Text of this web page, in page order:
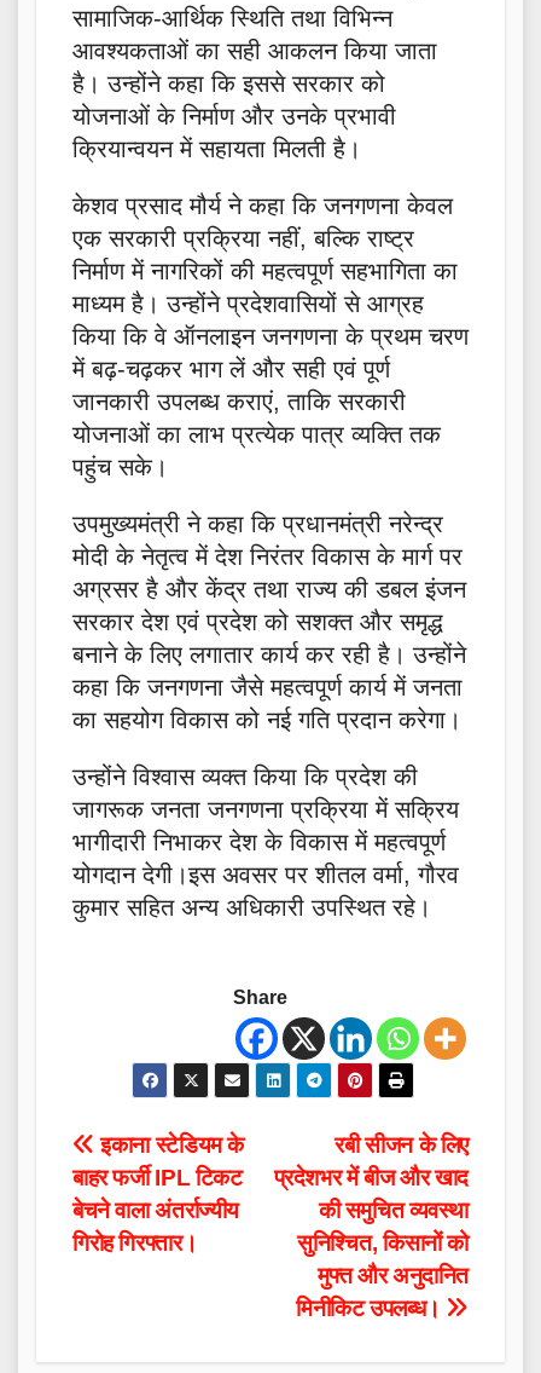
सामाजिक-आर्थिक स्थिति तथा विभिन्न
आवश्यकताओं का सही आकलन किया जाता
है। उन्होंने कहा कि इससे सरकार को
योजनाओं के निर्माण और उनके प्रभावी
क्रियान्वयन में सहायता मिलती है।
केशव प्रसाद मौर्य ने कहा कि जनगणना केवल
एक सरकारी प्रक्रिया नहीं, बल्कि राष्ट्र
निर्माण में नागरिकों की महत्वपूर्ण सहभागिता का
माध्यम है। उन्होंने प्रदेशवासियों से आग्रह
किया कि वे ऑनलाइन जनगणना के प्रथम चरण
में बढ़-चढ़कर भाग लें और सही एवं पूर्ण
जानकारी उपलब्ध कराएं, ताकि सरकारी
योजनाओं का लाभ प्रत्येक पात्र व्यक्ति तक
पहुंच सके।
उपमुख्यमंत्री ने कहा कि प्रधानमंत्री नरेन्द्र
मोदी के नेतृत्व में देश निरंतर विकास के मार्ग पर
अग्रसर है और केंद्र तथा राज्य की डबल इंजन
सरकार देश एवं प्रदेश को सशक्त और समृद्ध
बनाने के लिए लगातार कार्य कर रही है। उन्होंने
कहा कि जनगणना जैसे महत्वपूर्ण कार्य में जनता
का सहयोग विकास को नई गति प्रदान करेगा।
उन्होंने विश्वास व्यक्त किया कि प्रदेश की
जागरूक जनता जनगणना प्रक्रिया में सक्रिय
भागीदारी निभाकर देश के विकास में महत्वपूर्ण
योगदान देगी।इस अवसर पर शीतल वर्मा, गौरव
कुमार सहित अन्य अधिकारी उपस्थित रहे।
Share
Post
navigation
रबी सीजन के लिए
प्रदेशभर में बीज और खाद
की समुचित व्यवस्था
सुनिश्चित, किसानों को
मुफ्त और अनुदानित
मिनीकिट उपलब्ध।
इकाना स्टेडियम के
बाहर फर्जी IPL टिकट
बेचने वाला अंतर्राज्यीय
गिरोह गिरफ्तार।